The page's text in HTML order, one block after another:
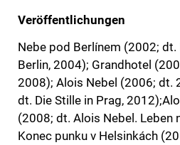
Veröffentlichungen
Nebe pod Berlínem (2002;
Berlin, 2004); Grandhotel
2008); Alois Nebel (2006; dt.
dt. Die Stille in Prag,
(2008; dt. Alois Nebel. Leben
Konec punku v Helsinkách